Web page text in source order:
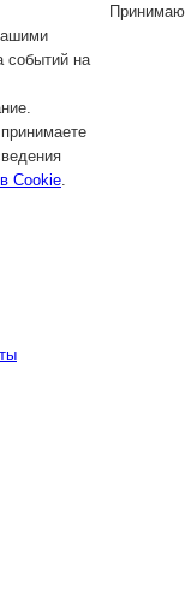
событий на
Cookie.
Принимаю